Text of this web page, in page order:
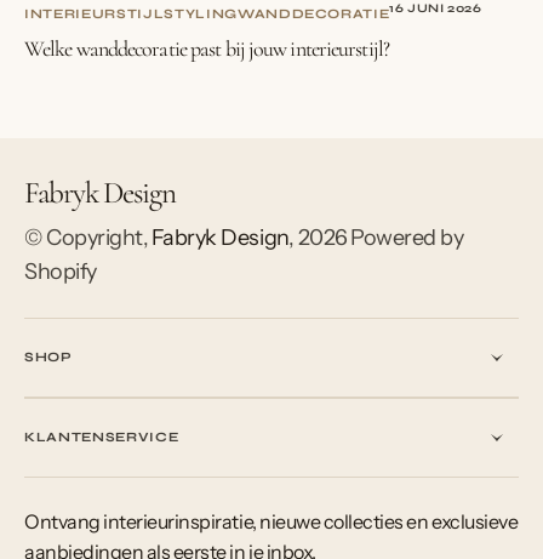
INTERIEURSTIJLSTYLINGWANDDECORATIE16 JUNI 2026
Welke wanddecoratie past bij jouw interieurstijl?
Fabryk Design
© Copyright,Fabryk Design,2026Powered by
Shopify
SHOP
KLANTENSERVICE
Ontvang interieurinspiratie, nieuwe collecties en exclusieve
aanbiedingen als eerste in je inbox.